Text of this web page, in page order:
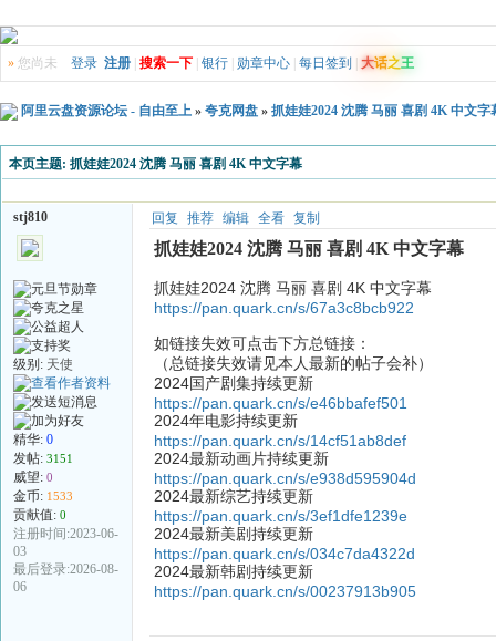
» 您尚未 登录 注册 搜索一下 银行 勋章中心 每日签到 大话之王
阿里云盘资源论坛 - 自由至上 » 夸克网盘 » 抓娃娃2024 沈腾 马丽 喜剧 4K 中文字
本页主题: 抓娃娃2024 沈腾 马丽 喜剧 4K 中文字幕
stj810
级别: 天使
精华: 0
发帖: 3151
威望: 0
金币: 1533
贡献值: 0
注册时间:2023-06-
03
最后登录:2026-08-
06
回复 推荐 编辑 全看 复制
抓娃娃2024 沈腾 马丽 喜剧 4K 中文字幕
抓娃娃2024 沈腾 马丽 喜剧 4K 中文字幕
https://pan.quark.cn/s/67a3c8bcb922
如链接失效可点击下方总链接：
（总链接失效请见本人最新的帖子会补）
2024国产剧集持续更新
https://pan.quark.cn/s/e46bbafef501
2024年电影持续更新
https://pan.quark.cn/s/14cf51ab8def
2024最新动画片持续更新
https://pan.quark.cn/s/e938d595904d
2024最新综艺持续更新
https://pan.quark.cn/s/3ef1dfe1239e
2024最新美剧持续更新
https://pan.quark.cn/s/034c7da4322d
2024最新韩剧持续更新
https://pan.quark.cn/s/00237913b905